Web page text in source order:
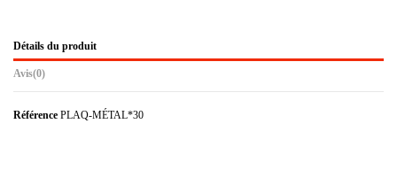
Détails du produit
Avis(0)
Référence PLAQ-MÉTAL*30